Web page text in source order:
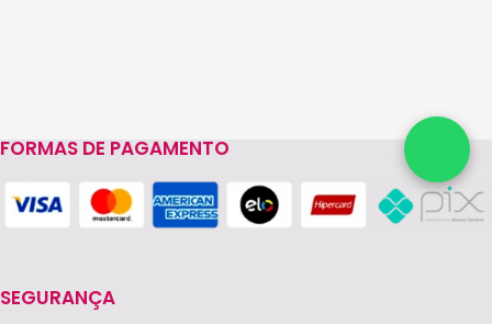
FORMAS DE PAGAMENTO
SEGURANÇA